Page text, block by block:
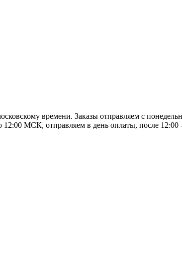
времени. Заказы отправляем с
12:00 МСК, отправляем в день оплаты, после